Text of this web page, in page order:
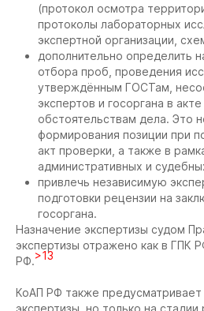
(протокол осмотра
протоколы лабораторных
экспертной организации,
дополнительно определить
отбора проб, проведения
утверждённым ГОСТам,
экспертов и госоргана в
обстоятельствам дела. Это
формирования позиции при
акт проверки, а также в
административных и
привлечь независимую
подготовки рецензии на
госоргана.
Назначение экспертизы судом
экспертизы отражено как в ГПК
РФ.>13
КоАП РФ также
экспертизы, но только на стадии